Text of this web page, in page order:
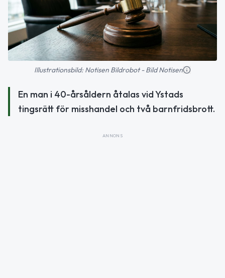
Illustrationsbild: Notisen Bildrobot - Bild Notisen
En man i 40-årsåldern åtalas vid Ystads
tingsrätt för misshandel och två barnfridsbrott.
ANNONS